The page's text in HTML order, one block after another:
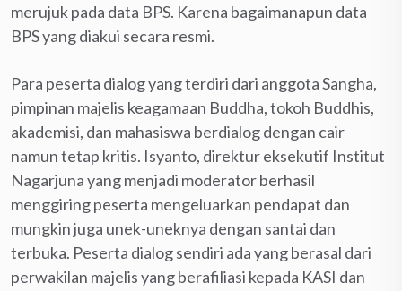
merujuk pada data BPS. Karena bagaimanapun data
BPS yang diakui secara resmi.
Para peserta dialog yang terdiri dari anggota Sangha,
pimpinan majelis keagamaan Buddha, tokoh Buddhis,
akademisi, dan mahasiswa berdialog dengan cair
namun tetap kritis. Isyanto, direktur eksekutif Institut
Nagarjuna yang menjadi moderator berhasil
menggiring peserta mengeluarkan pendapat dan
mungkin juga unek-uneknya dengan santai dan
terbuka. Peserta dialog sendiri ada yang berasal dari
perwakilan majelis yang berafiliasi kepada KASI dan